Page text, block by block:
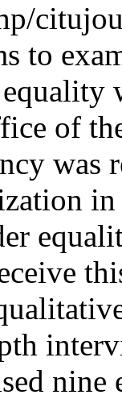
to
of
was
nine